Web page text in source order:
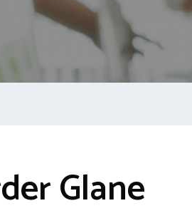
Glane